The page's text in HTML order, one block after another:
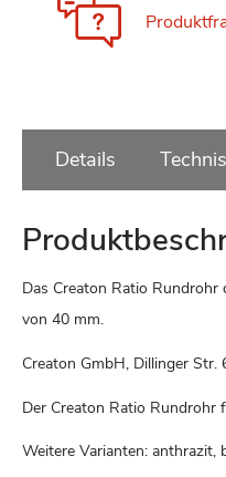
Details
Das Creaton Ratio
von 40 mm.
Creaton GmbH, Dillinger
Der Creaton Ratio Rundrohr
Weitere Varianten: